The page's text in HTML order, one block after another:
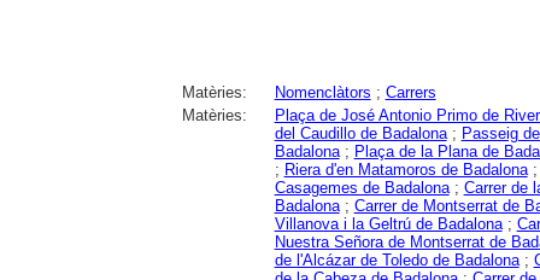
Matèries: Nomenclàtors ; Carrers
Matèries:
Plaça de José Antonio Primo de
del Caudillo de Badalona; Passeig
Badalona; Plaça de la Plana de
; Riera d'en Matamoros de Badalona
Casagemes de Badalona; Carrer de
Badalona; Carrer de Montserrat de
Villanova i la Geltrú de Badalona;
Nuestra Señora de Montserrat de
de l'Alcázar de Toledo de Badalona;